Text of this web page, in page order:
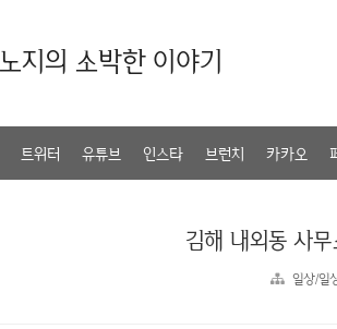
노지의 소박한 이야기
트위터 유튜브 인스타 브런치 카카오
김해 내외동 사
일상/일